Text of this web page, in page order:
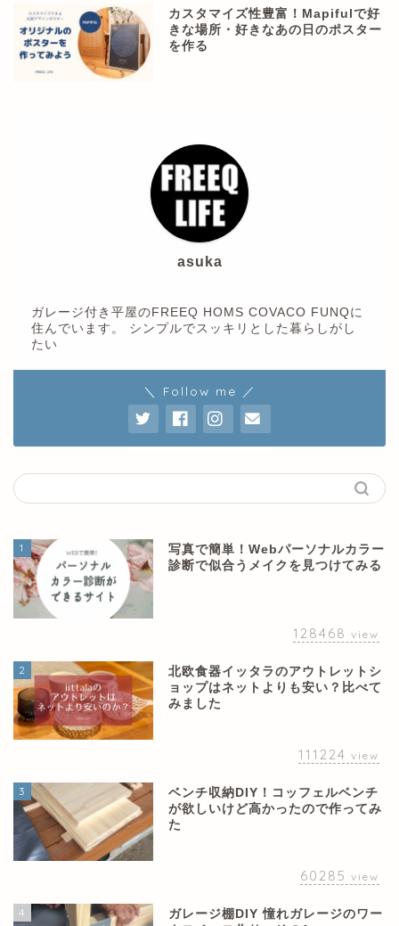
カスタマイズ性豊富！Mapifulで好
きな場所・好きなあの日のポスター
を作る
asuka
ガレージ付き平屋のFREEQ HOMS COVACO FUNQに
住んでいます。 シンプルでスッキリとした暮らしがし
たい
＼ Follow me ／
1
写真で簡単！Webパーソナルカラー
診断で似合うメイクを見つけてみる
128468 view
2
北欧食器イッタラのアウトレットシ
ョップはネットよりも安い？比べて
みました
111224 view
3
ベンチ収納DIY！コッフェルベンチ
が欲しいけど高かったので作ってみ
た
60285 view
4
ガレージ棚DIY 憧れガレージのワー